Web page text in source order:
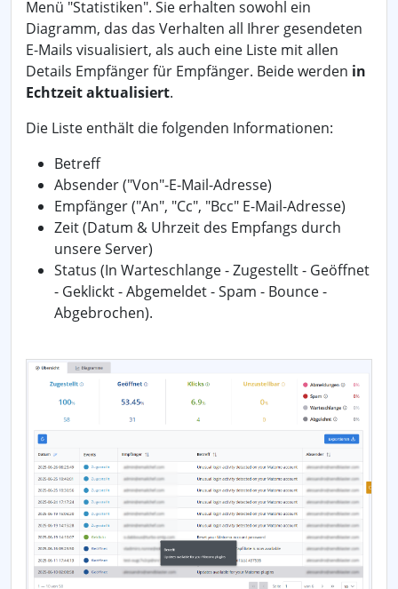
Menü "Statistiken". Sie erhalten sowohl ein
Diagramm, das das Verhalten all Ihrer gesendeten
E-Mails visualisiert, als auch eine Liste mit allen
Details Empfänger für Empfänger. Beide werden in
Echtzeit aktualisiert.
Die Liste enthält die folgenden Informationen:
Betreff
Absender ("Von"-E-Mail-Adresse)
Empfänger ("An", "Cc", "Bcc" E-Mail-Adresse)
Zeit (Datum & Uhrzeit des Empfangs durch
unsere Server)
Status (In Warteschlange - Zugestellt - Geöffnet
- Geklickt - Abgemeldet - Spam - Bounce -
Abgebrochen).